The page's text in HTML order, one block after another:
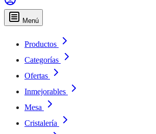
Menú
Productos
Categorías
Ofertas
Inmejorables
Mesa
Cristalería